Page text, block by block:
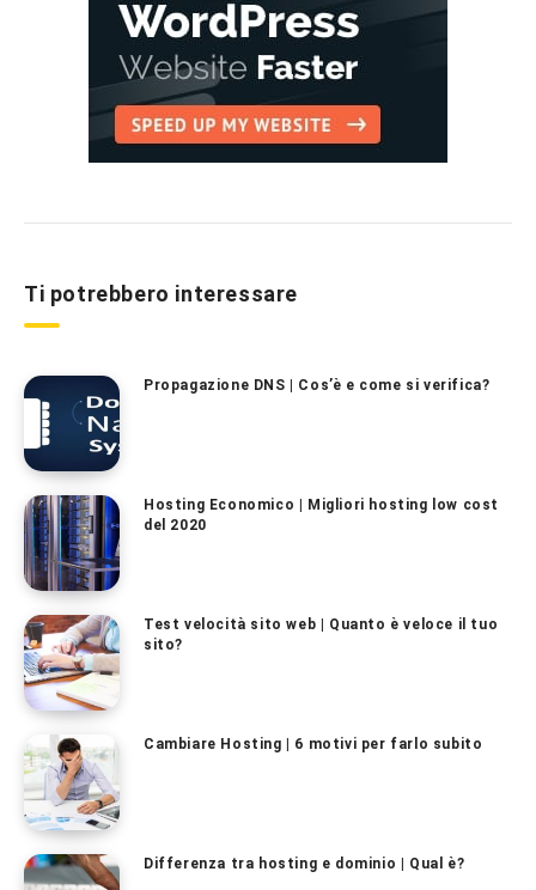
Ti potrebbero interessare
Propagazione DNS | Cos’è e come si verifica?
Hosting Economico | Migliori hosting low cost
del 2020
Test velocità sito web | Quanto è veloce il tuo
sito?
Cambiare Hosting | 6 motivi per farlo subito
Differenza tra hosting e dominio | Qual è?